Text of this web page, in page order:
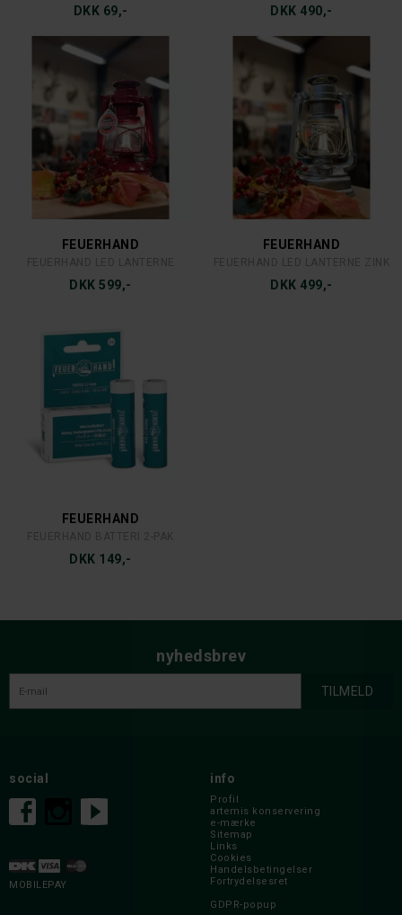
DKK 69,- DKK 490,-
FEUERHAND
DKK 599,-
FEUERHAND
DKK 499,-
FEUERHAND
DKK 149,-
nyhedsbrev
social
MOBILEPAY
info
Profil
artemis konservering
e-mærke
Sitemap
Links
Cookies
Handelsbetingelser
Fortrydelsesret
GDPR-popup